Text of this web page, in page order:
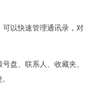
以快速管理通讯录，对
盘、联系人、收藏夹、